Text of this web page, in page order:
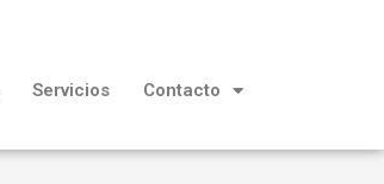
Servicios Contacto